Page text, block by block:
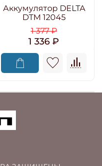
Аккумулятор DELTA
DTM 12045
1 377 ₽
1 336 ₽